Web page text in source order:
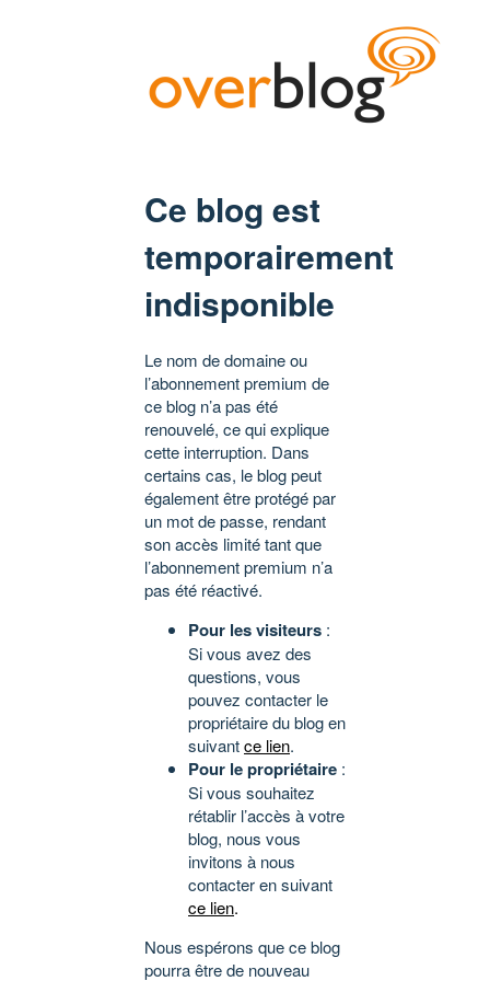
Ce blog est
temporairement
indisponible
Le nom de domaine ou
l’abonnement premium de
ce blog n’a pas été
renouvelé, ce qui explique
cette interruption. Dans
certains cas, le blog peut
également être protégé par
un mot de passe, rendant
son accès limité tant que
l’abonnement premium n’a
pas été réactivé.
Pour les visiteurs :
Si vous avez des
questions, vous
pouvez contacter le
propriétaire du blog en
suivantce lien.
Pour le propriétaire :
Si vous souhaitez
rétablir l’accès à votre
blog, nous vous
invitons à nous
contacter en suivant
ce lien.
Nous espérons que ce blog
pourra être de nouveau